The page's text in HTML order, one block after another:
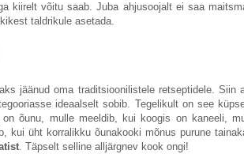
kiirelt võitu saab. Juba ahjusoojalt ei saa
taldrikule asetada.
jäänud oma traditsioonilistele retseptidele. Siin
ideaalselt sobib. Tegelikult on see
õunu, mulle meeldib, kui koogis on kaneeli,
kui üht korralikku õunakooki mõnus purune
. Täpselt selline alljärgnev kook ongi!